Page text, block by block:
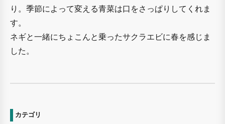
り。季節によって変える青菜は口をさっぱりしてくれま
す。
ネギと一緒にちょこんと乗ったサクラエビに春を感じま
した。
カテゴリ